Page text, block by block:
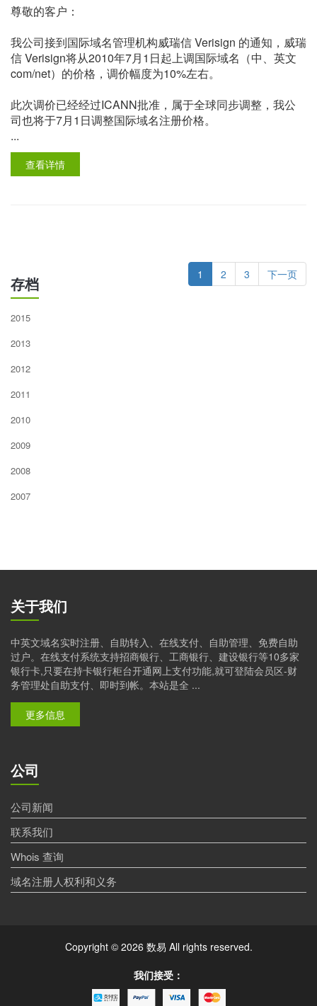
尊敬的客户：
我公司接到国际域名管理机构威瑞信 Verisign 的通知，威瑞
信 Verisign将从2010年7月1日起上调国际域名（中、英文
com/net）的价格，调价幅度为10%左右。
此次调价已经经过ICANN批准，属于全球同步调整，我公
司也将于7月1日调整国际域名注册价格。
...
查看详情
1 2 3 下一页
存档
2015
2013
2012
2011
2010
2009
2008
2007
关于我们
中英文域名实时注册、自助转入、在线支付、自助管理、免费自助
过户。在线支付系统支持招商银行、工商银行、建设银行等10多家
银行卡,只要在持卡银行柜台开通网上支付功能,就可登陆会员区-财
务管理处自助支付、即时到帐。本站是全 ...
更多信息
公司
公司新闻
联系我们
Whois 查询
域名注册人权利和义务
Copyright © 2026 数易 All rights reserved.
我们接受：